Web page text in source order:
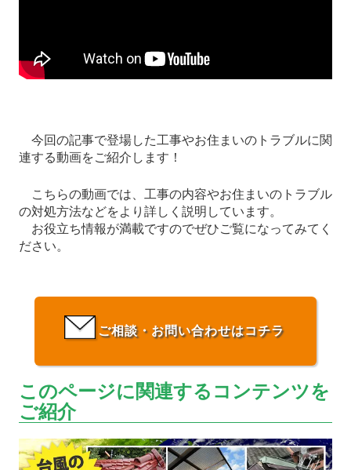
今回の記事で登場した工事やお住まいのトラブルに関
連する動画をご紹介します！
こちらの動画では、工事の内容やお住まいのトラブル
の対処方法などをより詳しく説明しています。
お役立ち情報が満載ですのでぜひご覧になってみてく
ださい。
ご相談・お問い合わせはコチラ
このページに関連するコンテンツを
ご紹介